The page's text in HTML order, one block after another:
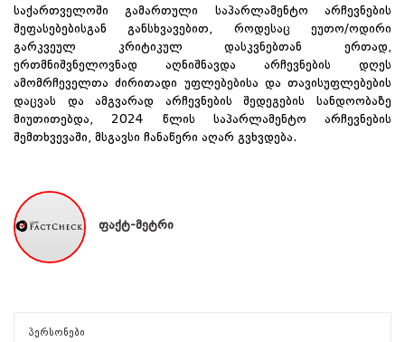
საქართველოში გამართული საპარლამენტო არჩევნების
შეფასებებისგან განსხვავებით, როდესაც ეუთო/ოდირი
გარკვეულ კრიტიკულ დასკვნებთან ერთად,
ერთმნიშვნელოვნად აღნიშნავდა არჩევნების დღეს
ამომრჩეველთა ძირითადი უფლებებისა და თავისუფლებების
დაცვას და ამგვარად არჩევნების შედეგების სანდოობაზე
მიუთითებდა, 2024 წლის საპარლამენტო არჩევნების
შემთხვევაში, მსგავსი ჩანაწერი აღარ გვხვდება.
ფაქტ-მეტრი
პერსონები